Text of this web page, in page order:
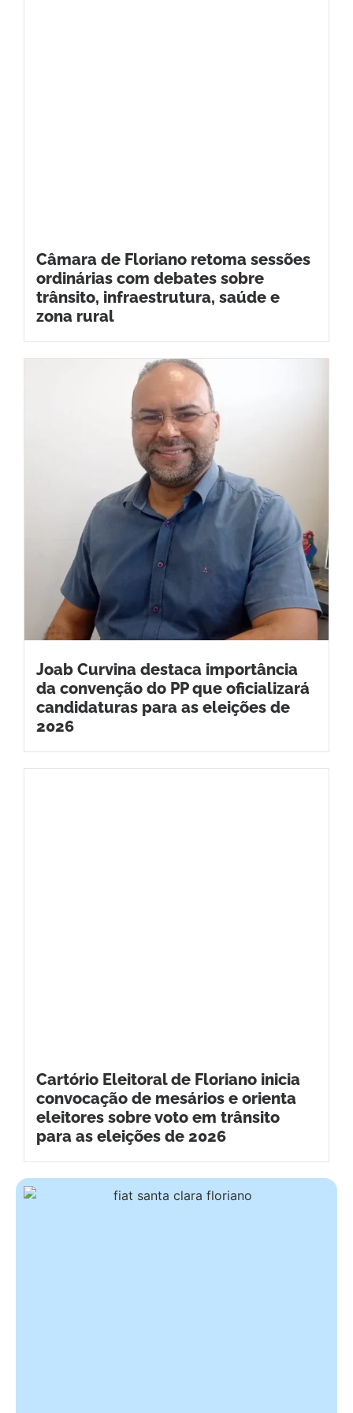
Câmara de Floriano retoma sessões
ordinárias com debates sobre
trânsito, infraestrutura, saúde e
zona rural
Joab Curvina destaca importância
da convenção do PP que oficializará
candidaturas para as eleições de
2026
Cartório Eleitoral de Floriano inicia
convocação de mesários e orienta
eleitores sobre voto em trânsito
para as eleições de 2026